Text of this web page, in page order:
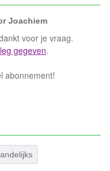
Joachiem
voor je vraag.
gegeven.
abonnement!